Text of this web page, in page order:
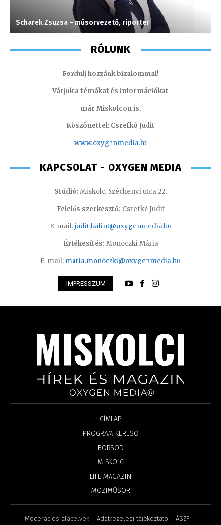
Scharek Zsuzsa – műsorvezető, riporter
RÓLUNK
Fordulj hozzánk bizalommal!
Várjuk a témákat és információkat
már Miskolcon is.
Köszönettel: Csrefkó Judit
www.oxygenmedia.hu
KAPCSOLAT - OXYGEN MEDIA
Stúdió: Miskolc, Széchenyi utca 22.
Felelős szerkesztő: Csrefkó Judit
E-mail:judit.balint@oxygenmedia.hu
Értékesítés: Monoczki Mária
E-mail: maria.monoczki@oxygenmedia.hu
IMPRESSZUM
CÍMLAP
PROGRAM KERESŐ
BORSOD
MISKOLC
LIFE MAGAZIN
MOZIMŰSOR
Moderációs alapelvek Adatkezelési tájékoztató ÁSZF